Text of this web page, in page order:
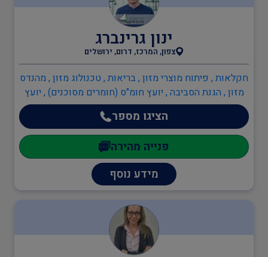
בודקים מוסמכים
ביטחון
כיבוי אש
הגנת הסביבה
שמאות ובדק נכס
ינון גרינברג
צפון, המרכז, דרום, ירושלים
חקלאות , פיתוח מוצרי מזון , בריאות , טכנולוג מזון , מהנדס
מזון , הגנת הסביבה , יועץ חומ"ס (חומרים מסוכנים) , יועץ
הגנת הסביבה , מהנדסי סביבה , מהנדסים והנדסאים ,
הנדסאי ביוטכנולוגיה , מהנדס כימיה , מהנדס מזון , מהנדסי
סביבה , מהנדסי אנרגיה מתחדשת
הציגו מספר
פנייה מהירה
מידע נוסף